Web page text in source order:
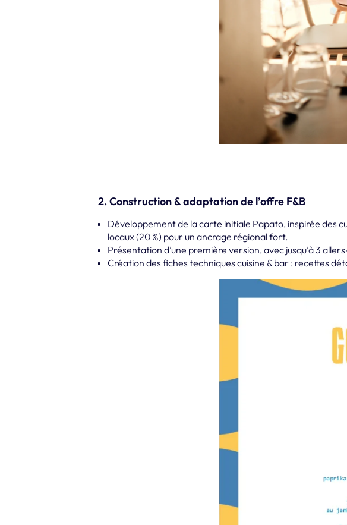
2. Construction & adaptation de l’offre F&B
Développement de la carte initiale Papato, inspirée des
locaux (20 %) pour un ancrage régional fort.
Présentation d’une première version, avec jusqu’à 3
Création des fiches techniques cuisine & bar : recettes